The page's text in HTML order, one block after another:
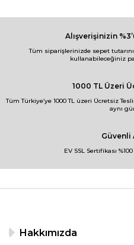
Alışverişinizin
Tüm siparişlerinizde sepet
kullanabileceğiniz
1000 TL Üzeri
Tüm Türkiye’ye 1000 TL üzeri Ücretsiz
aynı
Güvenli
EV SSL Sertifikası
Hakkımızda